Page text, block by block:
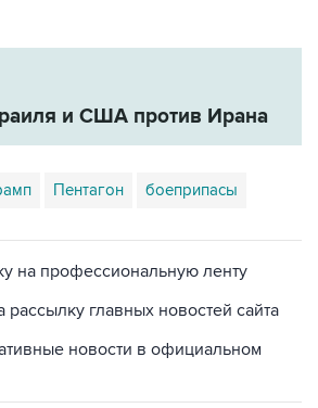
и США против Ирана
Пентагон боеприпасы
на профессиональную ленту
рассылку главных новостей сайта
новости в официальном